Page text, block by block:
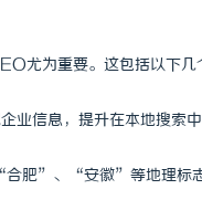
尤为重要。这包括以下几
业信息，提升在本地搜索
合肥”、“安徽”等地理标